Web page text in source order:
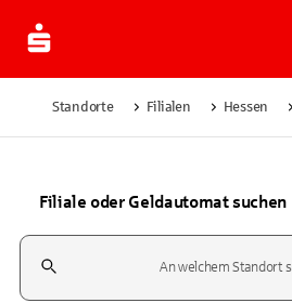
Standorte Filialen Hessen
Filiale oder Geldautomat suchen
Suchfeld